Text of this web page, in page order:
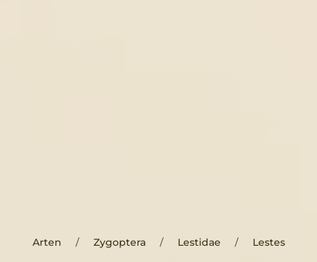
Arten Zygoptera Lestidae Lestes